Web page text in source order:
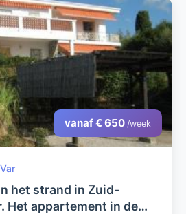
vanaf € 650 /week
het strand in Zuid-
Het appartement in de